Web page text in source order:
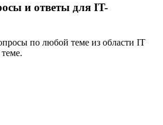
и ответы для IT-
по любой теме из области IT